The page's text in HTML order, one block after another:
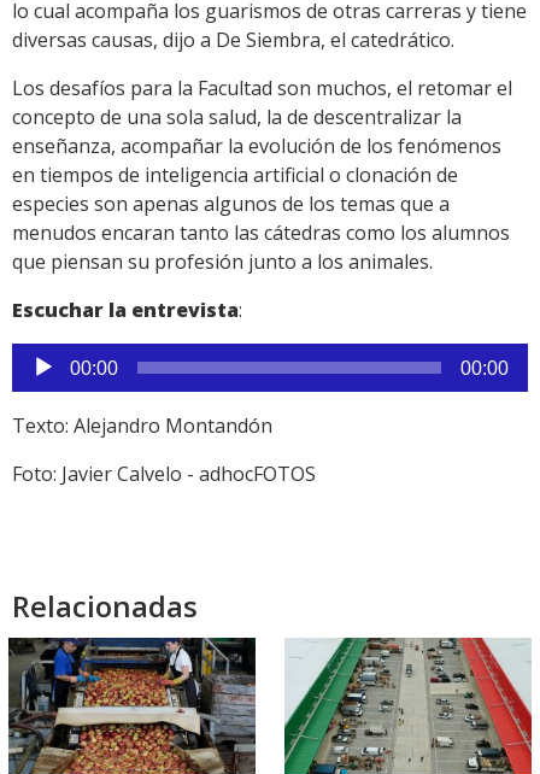
lo cual acompaña los guarismos de otras carreras y tiene
diversas causas, dijo a De Siembra, el catedrático.
Los desafíos para la Facultad son muchos, el retomar el
concepto de una sola salud, la de descentralizar la
enseñanza, acompañar la evolución de los fenómenos
en tiempos de inteligencia artificial o clonación de
especies son apenas algunos de los temas que a
menudos encaran tanto las cátedras como los alumnos
que piensan su profesión junto a los animales.
Escuchar la entrevista:
Reproductor
de
audio
00:00 00:00
Texto: Alejandro Montandón
Foto: Javier Calvelo - adhocFOTOS
Relacionadas